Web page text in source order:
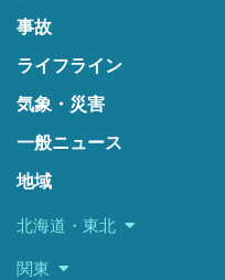
事故
ライフライン
気象・災害
一般ニュース
地域
北海道・東北
関東